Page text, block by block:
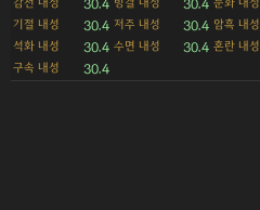
30.4 30.4
기절 내성 30.4 저주 내성 30.4 암흑 내성
석화 내성 30.4 수면 내성 30.4 혼란 내성
구속 내성 30.4